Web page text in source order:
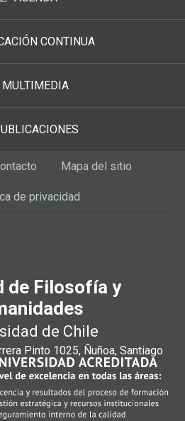
CONTINUA
MULTIMEDIA
Mapa del sitio
de privacidad
de Filosofía y
de Chile
Pinto 1025, Ñuñoa, Santiago